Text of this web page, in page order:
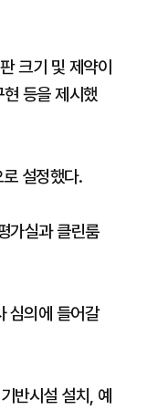
크기 및 제약이
등을 제시했
설정했다.
가실과 클린룸
심의에 들어갈
반시설 설치, 예